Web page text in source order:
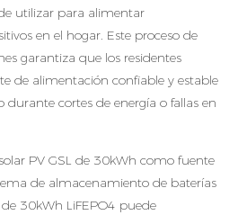
utilizar para alimentar
en el hogar. Este proceso de
garantiza que los residentes
de alimentación confiable y estable
cortes de energía o fallas en
PV GSL de 30kWh como fuente
de almacenamiento de baterías
30kWh LiFEPO4 puede